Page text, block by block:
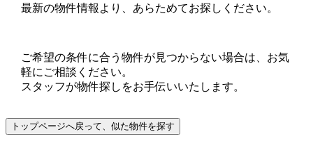
最新の物件情報より、あらためてお探しください。
ご希望の条件に合う物件が見つからない場合は、お気
軽にご相談ください。
スタッフが物件探しをお手伝いいたします。